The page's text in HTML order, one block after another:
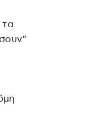
τα